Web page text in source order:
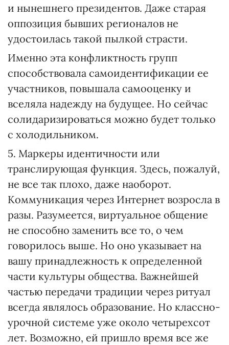
и нынешнего президентов. Даже старая
оппозиция бывших регионалов не
удостоилась такой пылкой страсти.
Именно эта конфликтность групп
способствовала самоидентификации ее
участников, повышала самооценку и
вселяла надежду на будущее. Но сейчас
солидаризироваться можно будет только
с холодильником.
5. Маркеры идентичности или
транслирующая функция. Здесь, пожалуй,
не все так плохо, даже наоборот.
Коммуникация через Интернет возросла в
разы. Разумеется, виртуальное общение
не способно заменить все то, о чем
говорилось выше. Но оно указывает на
вашу принадлежность к определенной
части культуры общества. Важнейшей
частью передачи традиции через ритуал
всегда являлось образование. Но классно-
урочной системе уже около четырехсот
лет. Возможно, ей пришло время все же